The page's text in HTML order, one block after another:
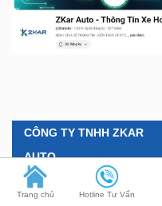
CÔNG TY TNHH ZKAR
AUTO
Chi Nhánh 1:
277–279
Trang chủ Hotline Tư Vấn